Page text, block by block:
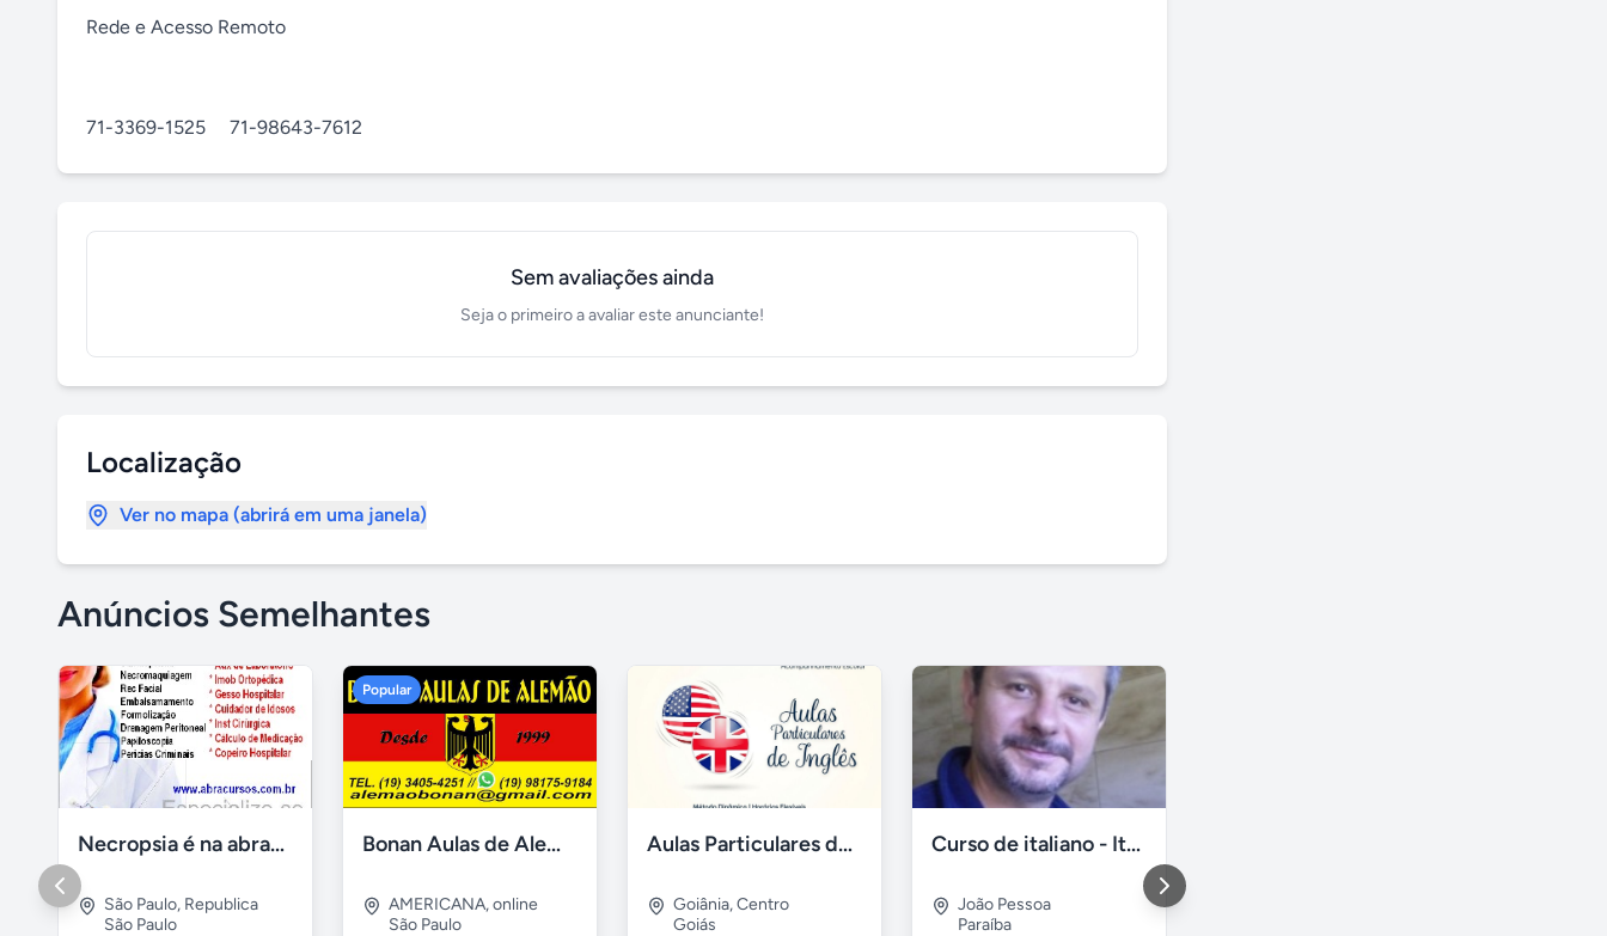
Rede e Acesso Remoto
71-3369-1525     71-98643-7612
Sem avaliações ainda
Seja o primeiro a avaliar este anunciante!
Localização
Ver no mapa (abrirá em uma janela)
Anúncios Semelhantes
Necropsia é na abracursos
São Paulo, Republica
São Paulo
Popular
Bonan Aulas de Alemão - Aulas Online
AMERICANA,online
São Paulo
Aulas Particulares de Inglês 2026
Goiânia,Centro
Goiás
Curso de italiano - Italiano con Elio
João Pessoa
Paraíba